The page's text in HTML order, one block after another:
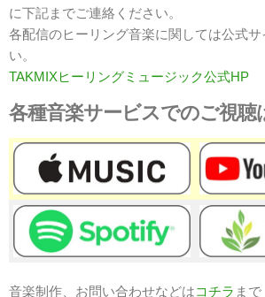
に下記までご連絡ください。
各配信のヒーリング音楽に関しては公式サ
い。
TAKMIXヒーリングミュージック公式HP
各種音楽サービスでのご視聴
音楽制作、お問い合わせなどはコチラ まで